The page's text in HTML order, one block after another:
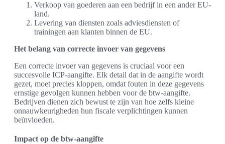
Verkoop van goederen aan een bedrijf in een ander EU-
land.
Levering van diensten zoals adviesdiensten of
trainingen aan klanten binnen de EU.
Het belang van correcte invoer van gegevens
Een correcte invoer van gegevens is cruciaal voor een
succesvolle ICP-aangifte. Elk detail dat in de aangifte wordt
gezet, moet precies kloppen, omdat fouten in deze gegevens
ernstige gevolgen kunnen hebben voor de btw-aangifte.
Bedrijven dienen zich bewust te zijn van hoe zelfs kleine
onnauwkeurigheden hun fiscale verplichtingen kunnen
beïnvloeden.
Impact op de btw-aangifte